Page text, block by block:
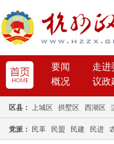
要闻 走进
概况
议政
区县： 上城区 拱墅区 西湖区
党派： 民革 民盟 民建 民进